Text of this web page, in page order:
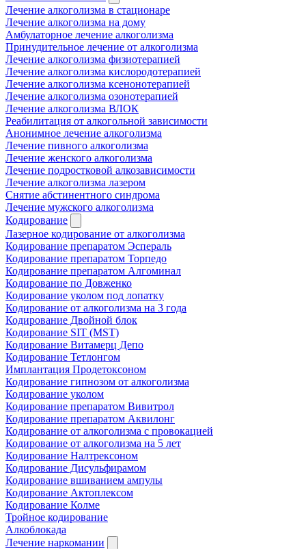
Лечение алкоголизма в стационаре
Лечение алкоголизма на дому
Амбулаторное лечение алкоголизма
Принудительное лечение от алкоголизма
Лечение алкоголизма физиотерапией
Лечение алкоголизма кислородотерапией
Лечение алкоголизма ксенонотерапией
Лечение алкоголизма озонотерапией
Лечение алкоголизма ВЛОК
Реабилитация от алкогольной зависимости
Анонимное лечение алкоголизма
Лечение пивного алкоголизма
Лечение женского алкоголизма
Лечение подростковой алкозависимости
Лечение алкоголизма лазером
Снятие абстинентного синдрома
Лечение мужского алкоголизма
Кодирование
Лазерное кодирование от алкоголизма
Кодирование препаратом Эспераль
Кодирование препаратом Торпедо
Кодирование препаратом Алгоминал
Кодирование по Довженко
Кодирование уколом под лопатку
Кодирование от алкоголизма на 3 года
Кодирование Двойной блок
Кодирование SIT (MST)
Кодирование Витамерц Депо
Кодирование Тетлонгом
Имплантация Продетоксоном
Кодирование гипнозом от алкоголизма
Кодирование уколом
Кодирование препаратом Вивитрол
Кодирование препаратом Аквилонг
Кодирование от алкоголизма с провокацией
Кодирование от алкоголизма на 5 лет
Кодирование Налтрексоном
Кодирование Дисульфирамом
Кодирование вшиванием ампулы
Кодирование Актоплексом
Кодирование Колме
Тройное кодирование
Алкоблокада
Лечение наркомании